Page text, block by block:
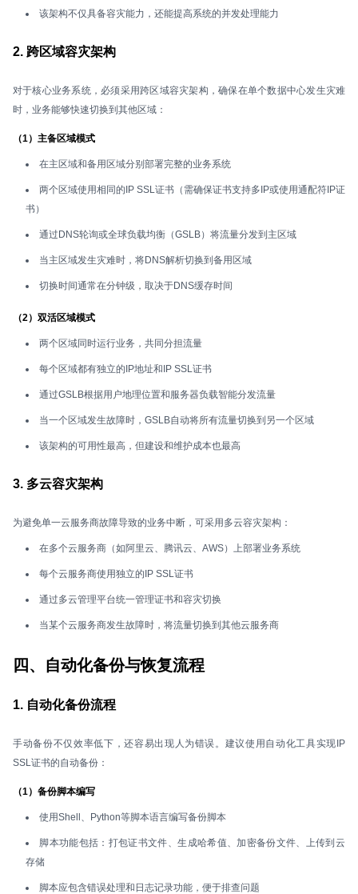
该架构不仅具备容灾能力，还能提高系统的并发处理能力
2. 跨区域容灾架构
对于核心业务系统，必须采用跨区域容灾架构，确保在单个数据中心发生灾难
时，业务能够快速切换到其他区域：
（1）主备区域模式
在主区域和备用区域分别部署完整的业务系统
两个区域使用相同的IP SSL证书（需确保证书支持多IP或使用通配符IP证
书）
通过DNS轮询或全球负载均衡（GSLB）将流量分发到主区域
当主区域发生灾难时，将DNS解析切换到备用区域
切换时间通常在分钟级，取决于DNS缓存时间
（2）双活区域模式
两个区域同时运行业务，共同分担流量
每个区域都有独立的IP地址和IP SSL证书
通过GSLB根据用户地理位置和服务器负载智能分发流量
当一个区域发生故障时，GSLB自动将所有流量切换到另一个区域
该架构的可用性最高，但建设和维护成本也最高
3. 多云容灾架构
为避免单一云服务商故障导致的业务中断，可采用多云容灾架构：
在多个云服务商（如阿里云、腾讯云、AWS）上部署业务系统
每个云服务商使用独立的IP SSL证书
通过多云管理平台统一管理证书和容灾切换
当某个云服务商发生故障时，将流量切换到其他云服务商
四、自动化备份与恢复流程
1. 自动化备份流程
手动备份不仅效率低下，还容易出现人为错误。建议使用自动化工具实现IP
SSL证书的自动备份：
（1）备份脚本编写
使用Shell、Python等脚本语言编写备份脚本
脚本功能包括：打包证书文件、生成哈希值、加密备份文件、上传到云
存储
脚本应包含错误处理和日志记录功能，便于排查问题